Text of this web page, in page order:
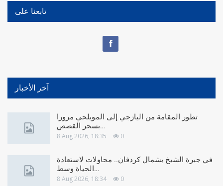
تابعنا على
آخر الأخبار
تطور المقامة من اليازجي إلى المويلحي مرورا
بسحر القصص…
8 Aug 2026, 18:35 0
في جبرة الشيخ بشمال كردفان.. محاولات لاستعادة
الحياة وسط…
8 Aug 2026, 18:34 0